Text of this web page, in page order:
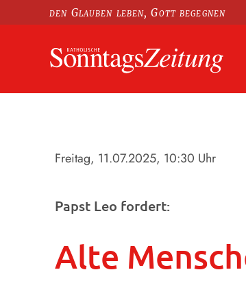
den Glauben leben, Gott begegnen
Freitag, 11.07.2025, 10:30 Uhr
Papst Leo fordert:
Alte